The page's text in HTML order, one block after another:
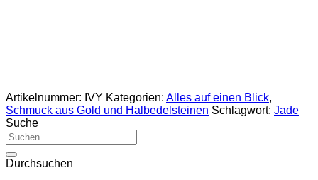
Artikelnummer: IVY Kategorien: Alles auf einen Blick,
Schmuck aus Gold und Halbedelsteinen Schlagwort: Jade
Suche
Suche
nach:
Durchsuchen